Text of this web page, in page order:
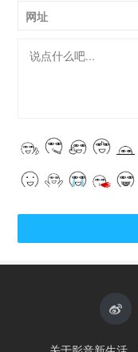
网址